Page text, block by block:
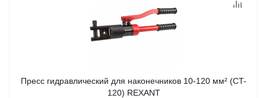
Пресс гидравлический для наконечников 10-120 мм² (CT-
120) REXANT